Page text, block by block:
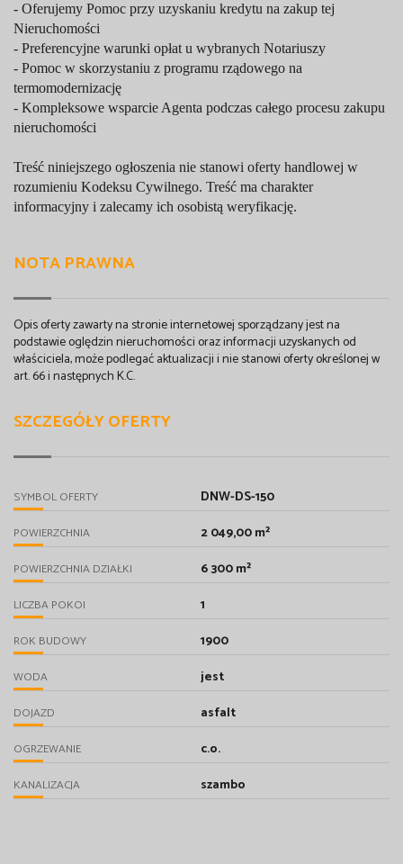
- Oferujemy Pomoc przy uzyskaniu kredytu na zakup tej
Nieruchomości
- Preferencyjne warunki opłat u wybranych Notariuszy
- Pomoc w skorzystaniu z programu rządowego na
termomodernizację
- Kompleksowe wsparcie Agenta podczas całego procesu zakupu
nieruchomości
Treść niniejszego ogłoszenia nie stanowi oferty handlowej w
rozumieniu Kodeksu Cywilnego. Treść ma charakter
informacyjny i zalecamy ich osobistą weryfikację.
NOTA PRAWNA
Opis oferty zawarty na stronie internetowej sporządzany jest na
podstawie oględzin nieruchomości oraz informacji uzyskanych od
właściciela, może podlegać aktualizacji i nie stanowi oferty określonej w
art. 66 i następnych K.C.
SZCZEGÓŁY OFERTY
SYMBOL OFERTY DNW-DS-150
POWIERZCHNIA 2 049,00 m²
POWIERZCHNIA DZIAŁKI 6 300 m²
LICZBA POKOI 1
ROK BUDOWY 1900
WODA jest
DOJAZD asfalt
OGRZEWANIE c.o.
KANALIZACJA szambo